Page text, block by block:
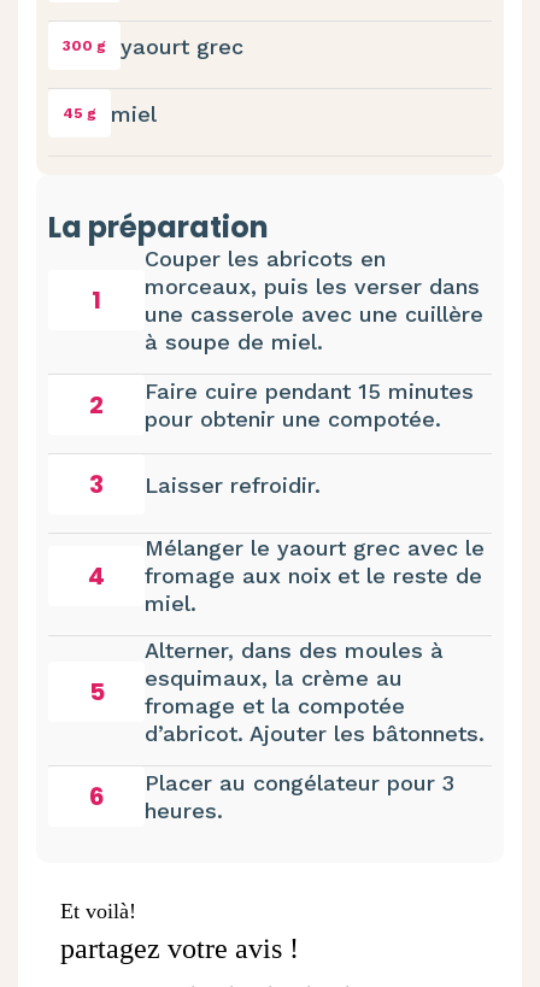
300 g yaourt grec
45 g miel
La préparation
1
Couper les abricots en
morceaux, puis les verser dans
une casserole avec une cuillère
à soupe de miel.
2
Faire cuire pendant 15 minutes
pour obtenir une compotée.
3 Laisser refroidir.
4
Mélanger le yaourt grec avec le
fromage aux noix et le reste de
miel.
5
Alterner, dans des moules à
esquimaux, la crème au
fromage et la compotée
d’abricot. Ajouter les bâtonnets.
6
Placer au congélateur pour 3
heures.
Et voilà!
partagez votre avis !